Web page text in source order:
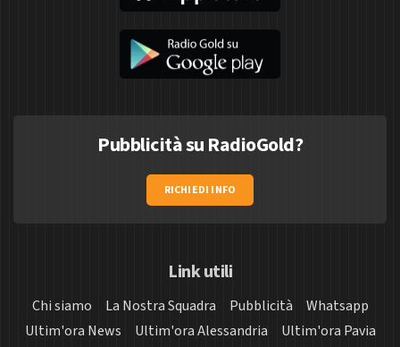
Pubblicità su RadioGold?
RICHIEDI INFO
Link utili
Chi siamo La Nostra Squadra Pubblicità
Whatsapp
Ultim'ora News
Ultim'ora Alessandria
Ultim'ora Pavia